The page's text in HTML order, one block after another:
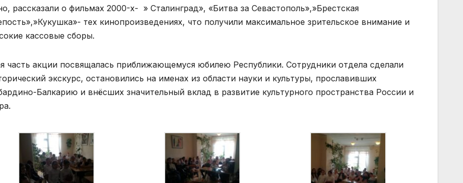
рассказали о фильмах 2000-х- » Сталинград», «Битва за Севастополь»,»Брестская
тех кинопроизведениях, что получили максимальное зрительское внимание и
кассовые сборы.
часть акции посвящалась приближающемуся юбилею Республики. Сотрудники отдела сделали
экскурс, остановились на именах из области науки и культуры, прославивших
Балкарию и внёсших значительный вклад в развитие культурного пространства России и